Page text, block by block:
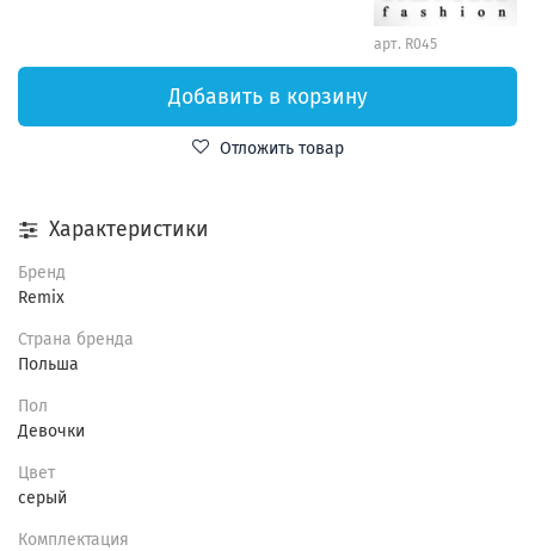
арт. R045
Добавить в корзину
Отложить товар
Характеристики
Бренд
Remix
Страна бренда
Польша
Пол
Девочки
Цвет
серый
Комплектация